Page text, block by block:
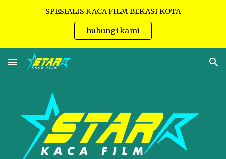
SPESIALIS KACA FILM BEKASI KOTA
hubungi kami